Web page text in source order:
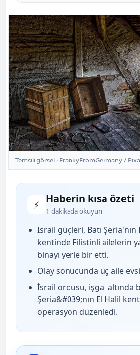
Temsili görsel · FrankyFromGermany /
⚡ Haberin kısa özeti
1 dakikada okuyun
İsrail güçleri, Batı Şeria'nın
kentinde Filistinli ailelerin
binayı yerle bir etti.
Olay sonucunda üç aile
İsrail ordusu, işgal altında
Şeria&#039;nın El Halil
operasyon düzenledi.